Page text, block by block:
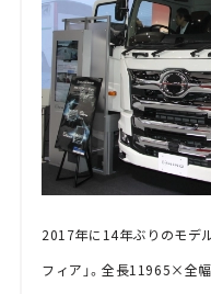
2017年に14年ぶりのモデ
フィア」。全長11965×全